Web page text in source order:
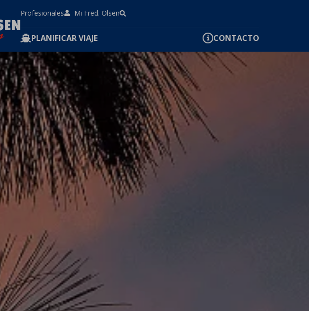
Profesionales Mi Fred. Olsen
PLANIFICAR VIAJE CONTACTO